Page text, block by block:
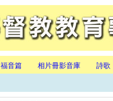
福音篇 相片冊影音庫 詩歌